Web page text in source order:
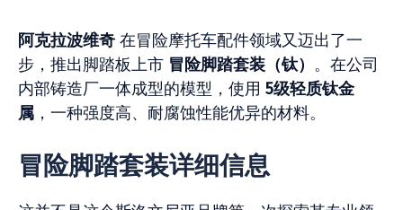
阿克拉波维奇 在冒险摩托车配件领域又迈出了一
步，推出脚踏板上市 冒险脚踏套装（钛） 。在公司
内部铸造厂一体成型的模型，使用 5级轻质钛金
属 ，一种强度高、耐腐蚀性能优异的材料。
冒险脚踏套装详细信息